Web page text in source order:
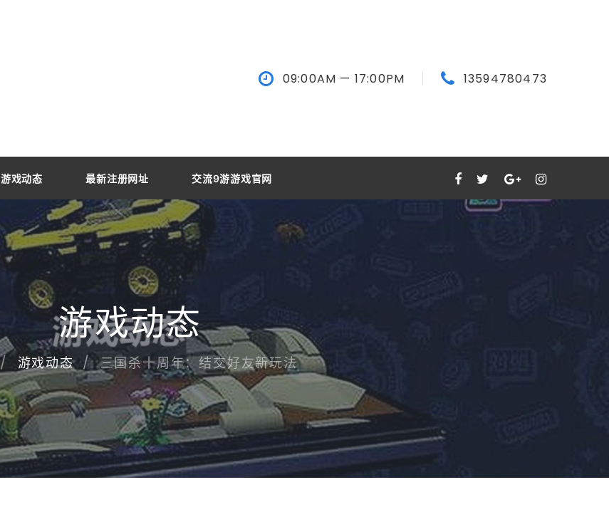
09:00AM — 17:00PM 13594780473
游戏动态 最新注册网址 交流9游游戏官网
游戏动态
游戏动态 三国杀十周年：结交好友新玩法